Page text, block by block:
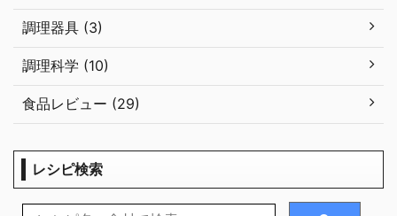
調理器具 (3)
調理科学 (10)
食品レビュー (29)
レシピ検索